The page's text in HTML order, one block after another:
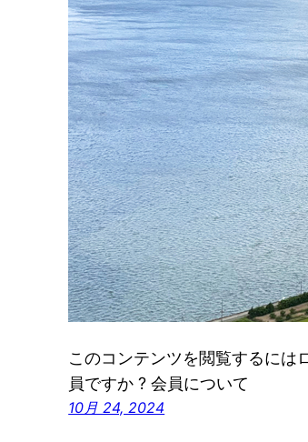
このコンテンツを閲覧するには
員ですか ? 会員について
10月 24, 2024